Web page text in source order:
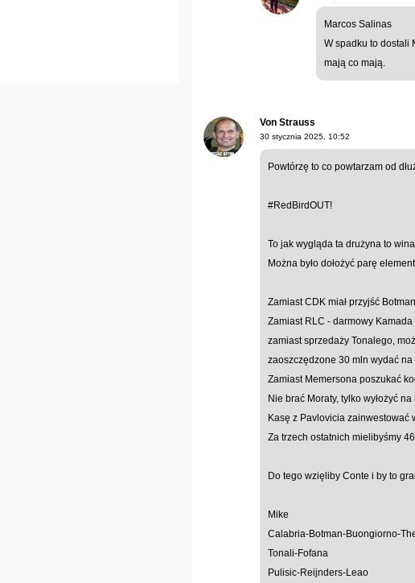
Marcos Salinas
W spadku to dostali
mają co mają.
Von Strauss
30 stycznia 2025, 10:52
Powtórzę to co powtarzam od
#RedBirdOUT!
To jak wygląda ta drużyna to
Można było dołożyć parę
Zamiast CDK miał przyjść Botman
Zamiast RLC - darmowy Kamada
zamiast sprzedaży Tonalego,
zaoszczędzone 30 mln wydać
Zamiast Memersona poszukać
Nie brać Moraty, tylko wyłożyć
Kasę z Pavlovicia zainwestować
Za trzech ostatnich mielibyśmy
Do tego wzięliby Conte i by to
Mike
Calabria-Botman-Buongiorno-
Tonali-Fofana
Pulisic-Reijnders-Leao